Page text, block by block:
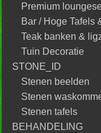
Premium
Bar / Hoge Tafels
Teak banken &
Tuin Decoratie
STONE_ID
Stenen beelden
Stenen
Stenen tafels
BEHANDELING